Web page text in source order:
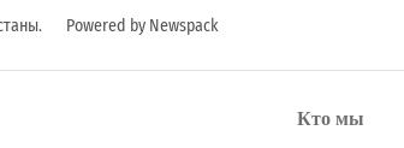
Powered by Newspack
Кто мы